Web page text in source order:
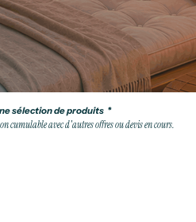
sélection de produits *
cumulable avec d'autres offres ou devis en cours.